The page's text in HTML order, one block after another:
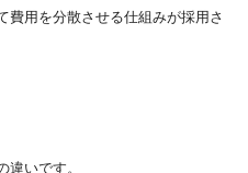
費用を分散させる仕組みが採用さ
いです。